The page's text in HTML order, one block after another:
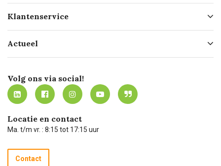
Geschiedenis
Missie
Werken bij Carel Lurvink
MVO
Klantenservice
Bezorgen
Mijn Carel Lurvink
Mijn Carel Lurvink instructievideo's
Carel Lurvink App
Hulp op afstand
Technische dienst
Recycle programma
Actueel
Innovation LAB
Tevreden klanten
Carel Lurvink Blog
Carel de podcast
Volg ons via social!
Locatie en contact
Ma. t/m vr. : 8:15 tot 17:15 uur
Contact